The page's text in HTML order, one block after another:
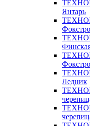
Янтарь
Ледник